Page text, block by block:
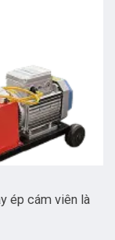
ép cám viên là